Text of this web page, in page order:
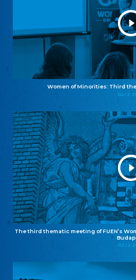
Women of Minorities: Third
The third thematic meeting of FUEN’s